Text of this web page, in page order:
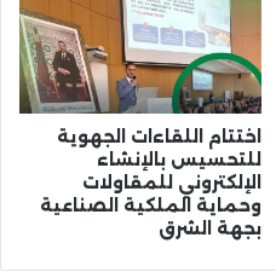
اختتام اللقاءات الجهوية
للتحسيس بالإنشاء
الإلكتروني للمقاولات
وحماية الملكية الصناعية
بجهة الشرق